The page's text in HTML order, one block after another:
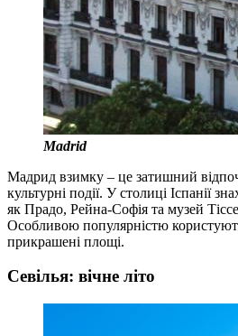
Madrid
Мадрид взимку – це затишний
культурні події. У столиці Іспанії
як Прадо, Рейна-Софія та музей
Особливою популярністю
прикрашені площі.
Севілья: вічне літо